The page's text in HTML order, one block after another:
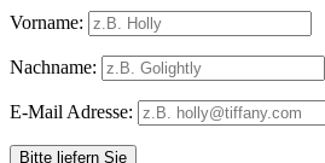
Vorname:
Nachname:
E-Mail Adresse: